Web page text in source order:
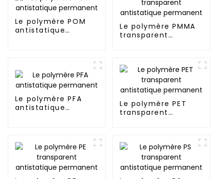
Le polymère POM
antistatique
Le polymère PMMA
transparent
Le polymère PFA
antistatique
Le polymère PET
transparent